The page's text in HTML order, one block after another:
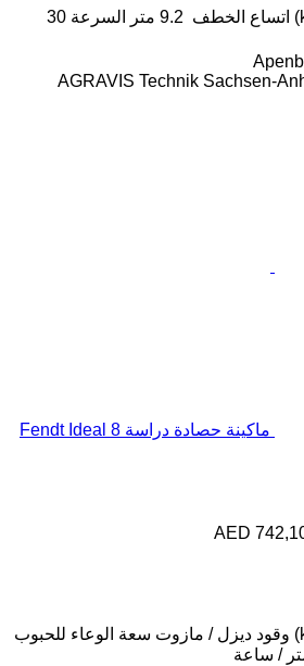
اتساع الخطف 9.2 متر السرعة 30
AGRAVIS Technik Sachsen-
ماكينة حصادة دراسة Fendt Ideal 8
AED
وقود ديزل / مازوت سعة الوعاء للحبوب